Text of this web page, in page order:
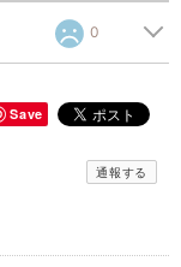
0
Save
通報する